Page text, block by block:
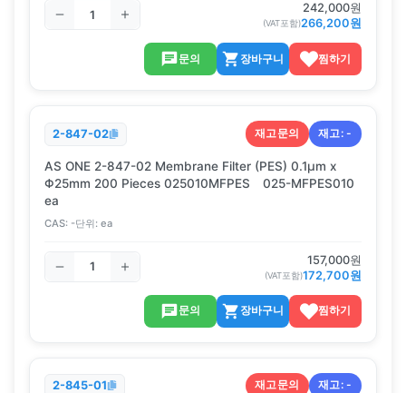
242,000원
(VAT포함)266,200원
문의 장바구니 찜하기
2-847-02 재고문의 재고:-
AS ONE 2-847-02 Membrane Filter (PES) 0.1μm x
Φ25mm 200 Pieces 025010MFPES 025-MFPES010
ea
CAS: -단위: ea
157,000원
(VAT포함)172,700원
문의 장바구니 찜하기
2-845-01 재고문의 재고:-